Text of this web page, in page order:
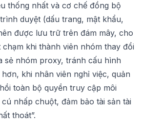
thống nhất và cơ chế đồng bộ
duyệt (dấu trang, mật khẩu,
được lưu trữ trên đám mây, cho
khi thành viên nhóm thay đổi
sẻ nhóm proxy, tránh cấu hình
khi nhân viên nghỉ việc, quản
toàn bộ quyền truy cập môi
nhấp chuột, đảm bảo tài sản tài
thoát”.